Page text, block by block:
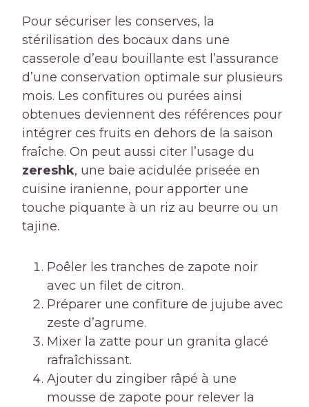
Pour sécuriser les conserves, la
stérilisation des bocaux dans une
casserole d’eau bouillante est l’assurance
d’une conservation optimale sur plusieurs
mois. Les confitures ou purées ainsi
obtenues deviennent des références pour
intégrer ces fruits en dehors de la saison
fraîche. On peut aussi citer l’usage du
zereshk, une baie acidulée priseée en
cuisine iranienne, pour apporter une
touche piquante à un riz au beurre ou un
tajine.
Poêler les tranches de zapote noir
avec un filet de citron.
Préparer une confiture de jujube avec
zeste d’agrume.
Mixer la zatte pour un granita glacé
rafraîchissant.
Ajouter du zingiber râpé à une
mousse de zapote pour relever la